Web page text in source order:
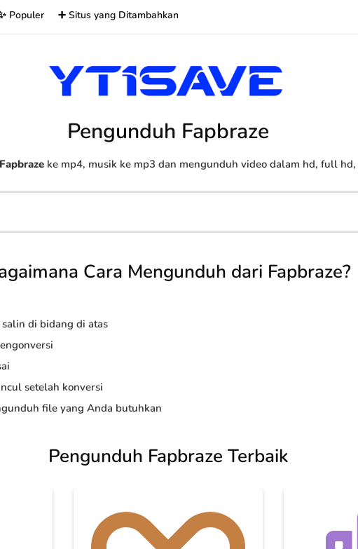
Populer ➕ Situs yang Ditambahkan
Pengunduh Fapbraze
Fapbraze ke mp4, musik ke mp3 dan mengunduh video dalam hd, full
Cara Mengunduh dari Fapbraze?
di bidang di atas
setelah konversi
file yang Anda butuhkan
Pengunduh Fapbraze Terbaik